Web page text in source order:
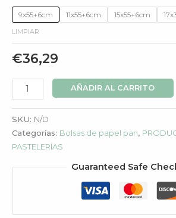
9x55+6cm 11x55+6cm 15x55+6cm
LIMPIAR
€36,29
AÑADIR AL CARRITO
SKU: N/D
Categorías: Bolsas de papel pan,
PASTELERÍAS
Guaranteed Safe